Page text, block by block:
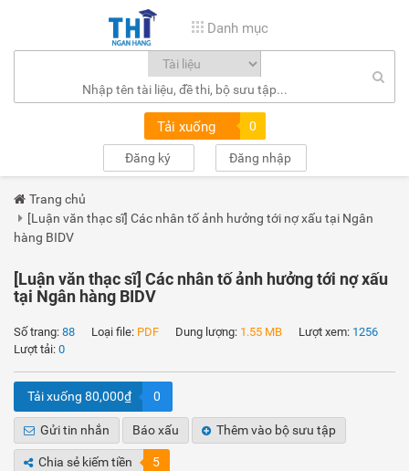
Danh mục
Tải xuống 0
Đăng ký Đăng nhập
Trang chủ
[Luận văn thạc sĩ] Các nhân tố ảnh hưởng tới nợ xấu tại Ngân
hàng BIDV
[Luận văn thạc sĩ] Các nhân tố ảnh hưởng tới nợ xấu
tại Ngân hàng BIDV
Số trang: 88 Loại file: PDF Dung lượng: 1.55 MB Lượt xem: 1256
Lượt tải: 0
Tải xuống 80,000₫ 0
Gửi tin nhắn Báo xấu Thêm vào bộ sưu tập
Chia sẻ kiếm tiền 5